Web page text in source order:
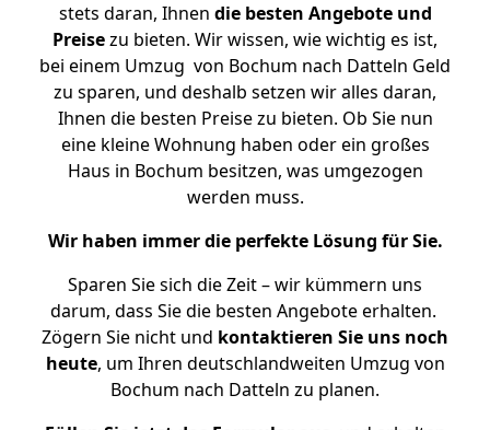
stets daran, Ihnen die besten Angebote und
Preisezu bieten. Wir wissen, wie wichtig es ist,
bei einem Umzug von Bochum nach Datteln Geld
zu sparen, und deshalb setzen wir alles daran,
Ihnen die besten Preise zu bieten. Ob Sie nun
eine kleine Wohnung haben oder ein großes
Haus in Bochum besitzen, was umgezogen
werden muss.
Wir haben immer die perfekte Lösung für Sie.
Sparen Sie sich die Zeit – wir kümmern uns
darum, dass Sie die besten Angebote erhalten.
Zögern Sie nicht und kontaktieren Sie uns noch
heute, um Ihren deutschlandweiten Umzug von
Bochum nach Datteln zu planen.